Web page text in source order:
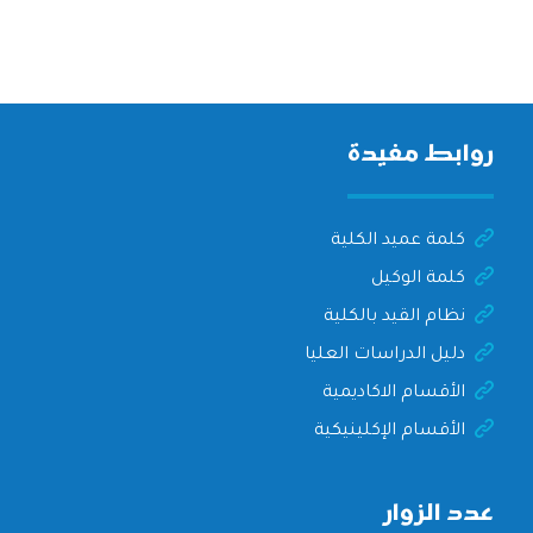
روابط مفيدة
كلمة عميد الكلية
كلمة الوكيل
نظام القيد بالكلية
دليل الدراسات العليا
الأقسام الاكاديمية
الأقسام الإكلينيكية
عدد الزوار